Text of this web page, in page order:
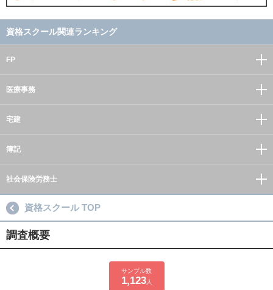
資格スクール関連ランキング
FP
医療事務
宅建
簿記
社会保険労務士
資格スクール TOP
調査概要
サンプル数
1,123人